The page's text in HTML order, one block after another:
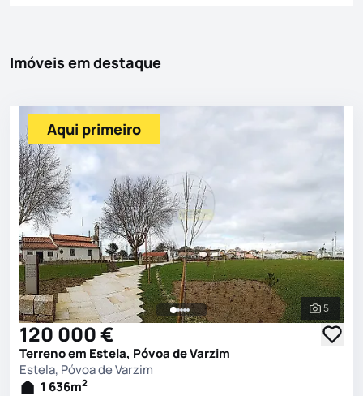
Imóveis em destaque
Ver
5
Aqui primeiro
120 000 €
Terreno em Estela, Póvoa de Varzim
Estela, Póvoa de Varzim
1 636m2